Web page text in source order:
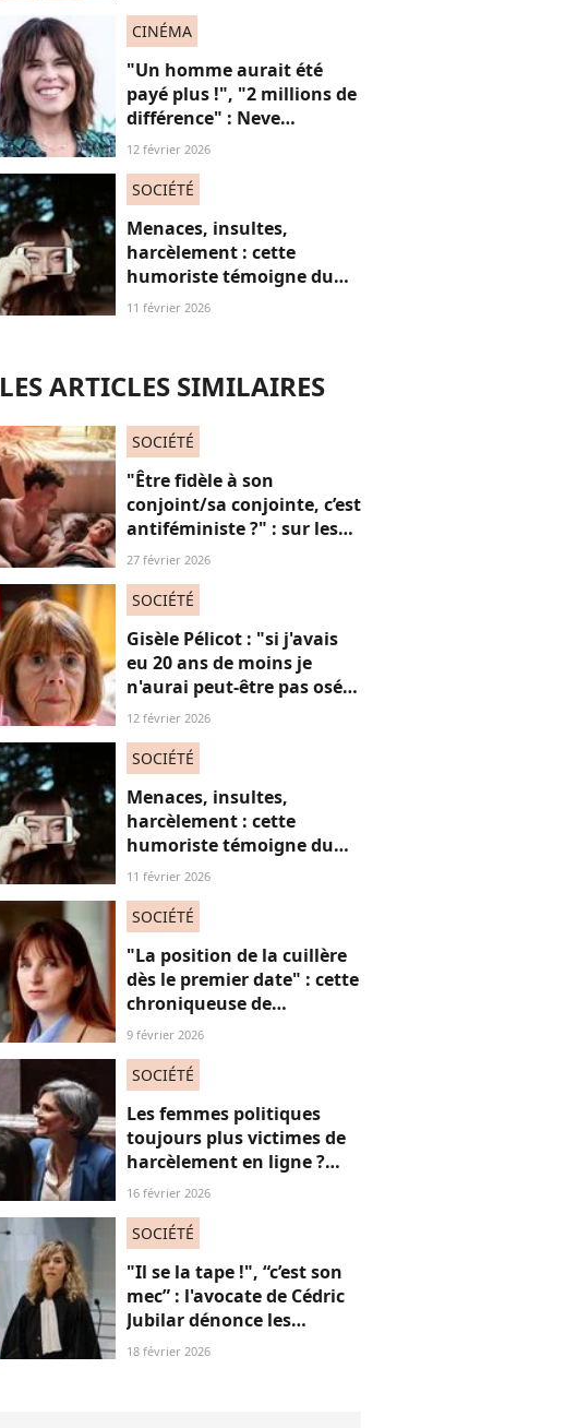
CINÉMA
"Un homme aurait été
payé plus !", "2 millions de
différence" : Neve
Campbell dénonce les
Hollywood (et on
12 février 2026
SOCIÉTÉ
Menaces, insultes,
harcèlement : cette
humoriste témoigne du
sort des femmes sur les
11 février 2026
LES ARTICLES SIMILAIRES
SOCIÉTÉ
"Être fidèle à son
conjoint/sa conjointe, c’est
antiféministe ?" : sur les
réseaux sociaux, cette
27 février 2026
SOCIÉTÉ
Gisèle Pélicot : "si j'avais
eu 20 ans de moins je
n'aurai peut-être pas osé
refuser le huis-clos"
12 février 2026
SOCIÉTÉ
Menaces, insultes,
harcèlement : cette
humoriste témoigne du
sort des femmes sur les
11 février 2026
SOCIÉTÉ
"La position de la cuillère
dès le premier date" : cette
chroniqueuse de
Quotidien s'amuse de
absolument jubilatoire
9 février 2026
SOCIÉTÉ
Les femmes politiques
toujours plus victimes de
harcèlement en ligne ?
Une étude interroge ce
16 février 2026
SOCIÉTÉ
"Il se la tape !", “c’est son
mec” : l'avocate de Cédric
Jubilar dénonce les
réflexions misogynes
18 février 2026